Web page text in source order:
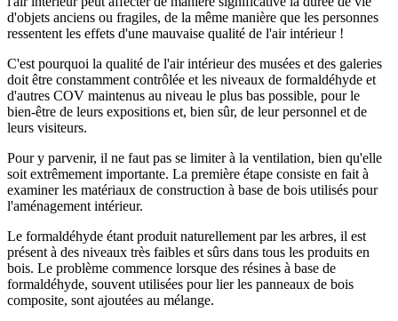
d'objets anciens ou fragiles, de la même manière que les personnes
ressentent les effets d'une mauvaise qualité de l'air intérieur !
C'est pourquoi la qualité de l'air intérieur des musées et des galeries
doit être constamment contrôlée et les niveaux de formaldéhyde et
d'autres COV maintenus au niveau le plus bas possible, pour le
bien-être de leurs expositions et, bien sûr, de leur personnel et de
leurs visiteurs.
Pour y parvenir, il ne faut pas se limiter à la ventilation, bien qu'elle
soit extrêmement importante. La première étape consiste en fait à
examiner les matériaux de construction à base de bois utilisés pour
l'aménagement intérieur.
Le formaldéhyde étant produit naturellement par les arbres, il est
présent à des niveaux très faibles et sûrs dans tous les produits en
bois. Le problème commence lorsque des résines à base de
formaldéhyde, souvent utilisées pour lier les panneaux de bois
composite, sont ajoutées au mélange.